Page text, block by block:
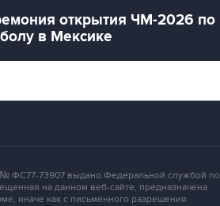
открытия ЧМ-2026 по
в Мексике
ФС77-73907 выдано Федеральной службой по
на данном веб-сайте, предназначена
иначе как с письменного разрешения